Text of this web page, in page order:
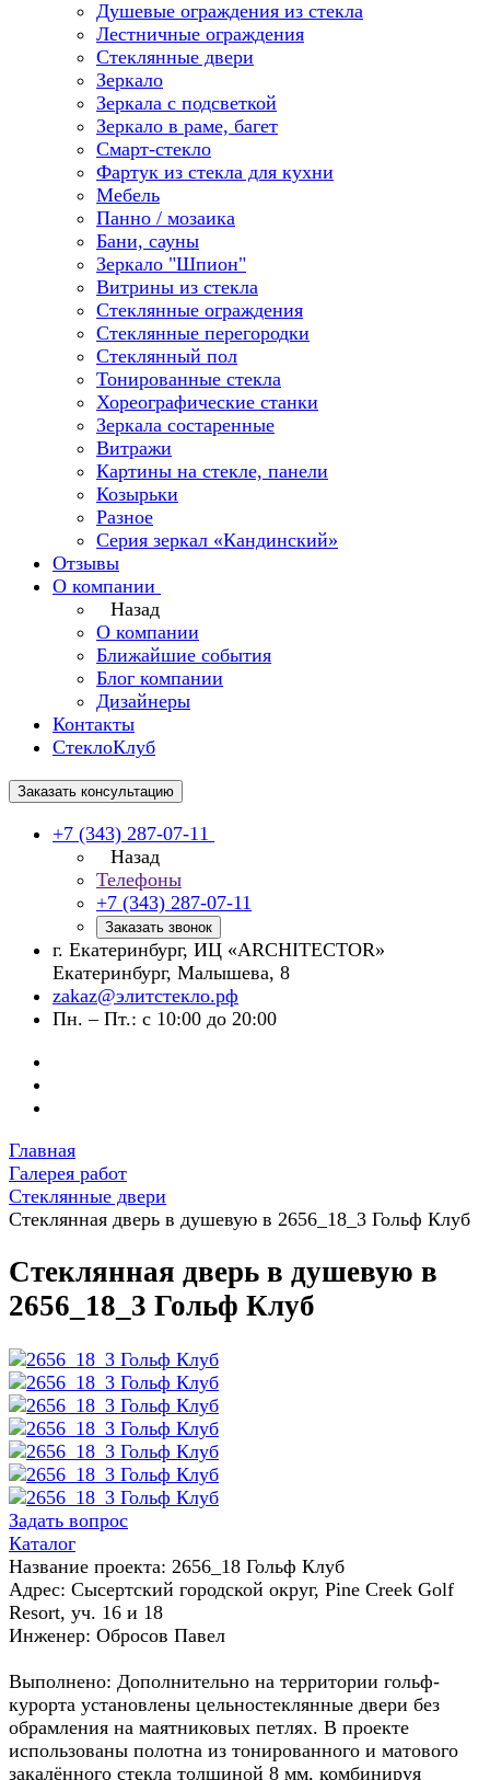
Душевые ограждения из стекла
Лестничные ограждения
Стеклянные двери
Зеркало
Зеркала с подсветкой
Зеркало в раме, багет
Смарт-стекло
Фартук из стекла для кухни
Мебель
Панно / мозаика
Бани, сауны
Зеркало "Шпион"
Витрины из стекла
Стеклянные ограждения
Стеклянные перегородки
Стеклянный пол
Тонированные стекла
Хореографические станки
Зеркала состаренные
Витражи
Картины на стекле, панели
Козырьки
Разное
Серия зеркал «Кандинский»
Отзывы
О компании
Назад
О компании
Ближайшие события
Блог компании
Дизайнеры
Контакты
СтеклоКлуб
Заказать консультацию
+7 (343) 287-07-11
Назад
Телефоны
+7 (343) 287-07-11
Заказать звонок
г. Екатеринбург, ИЦ «ARCHITECTOR»
Екатеринбург, Малышева, 8
zakaz@элитстекло.рф
Пн. – Пт.: с 10:00 до 20:00
Главная
Галерея работ
Стеклянные двери
Стеклянная дверь в душевую в 2656_18_3 Гольф Клуб
Стеклянная дверь в душевую в
2656_18_3 Гольф Клуб
Задать вопрос
Каталог
Название проекта: 2656_18 Гольф Клуб
Адрес: Сысертский городской округ, Pine Creek Golf
Resort, уч. 16 и 18
Инженер: Обросов Павел
Выполнено: Дополнительно на территории гольф-
курорта установлены цельностеклянные двери без
обрамления на маятниковых петлях. В проекте
использованы полотна из тонированного и матового
закалённого стекла толщиной 8 мм, комбинируя